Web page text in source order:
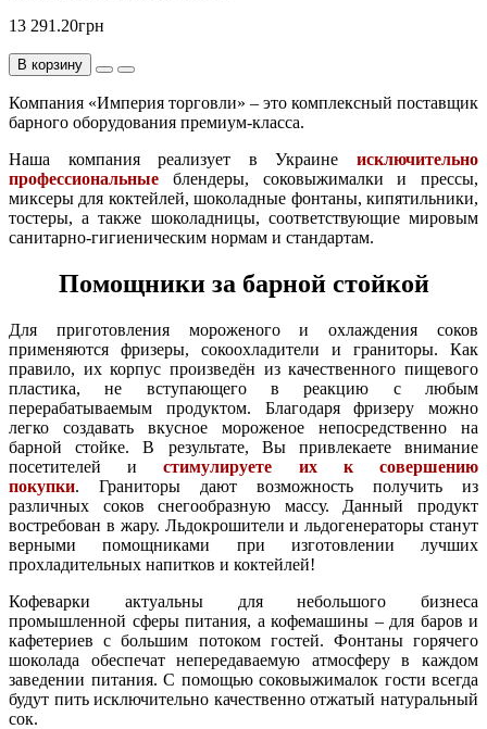
13 291.20грн
В корзину
Компания «Империя торговли» – это комплексный поставщик
барного оборудования премиум-класса.
Наша компания реализует в Украине исключительно
профессиональные блендеры, соковыжималки и прессы,
миксеры для коктейлей, шоколадные фонтаны, кипятильники,
тостеры, а также шоколадницы, соответствующие мировым
санитарно-гигиеническим нормам и стандартам.
Помощники за барной стойкой
Для приготовления мороженого и охлаждения соков
применяются фризеры, сокоохладители и граниторы. Как
правило, их корпус произведён из качественного пищевого
пластика, не вступающего в реакцию с любым
перерабатываемым продуктом. Благодаря фризеру можно
легко создавать вкусное мороженое непосредственно на
барной стойке. В результате, Вы привлекаете внимание
посетителей и
стимулируете их к совершению
покупки. Граниторы дают возможность получить из
различных соков снегообразную массу. Данный продукт
востребован в жару. Льдокрошители и льдогенераторы станут
верными помощниками при изготовлении лучших
прохладительных напитков и коктейлей!
Кофеварки актуальны для небольшого бизнеса
промышленной сферы питания, а кофемашины – для баров и
кафетериев с большим потоком гостей. Фонтаны горячего
шоколада обеспечат непередаваемую атмосферу в каждом
заведении питания. С помощью соковыжималок гости всегда
будут пить исключительно качественно отжатый натуральный
сок.